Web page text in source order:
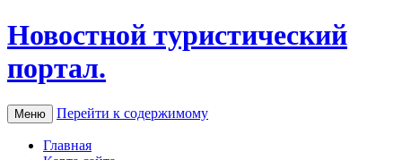
Новостной туристический
портал.
Меню Перейти к содержимому
Главная